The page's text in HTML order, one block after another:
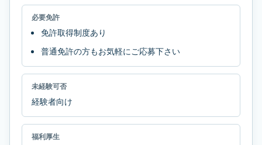
必要免許
免許取得制度あり
普通免許の方もお気軽にご応募下さい
未経験可否
経験者向け
福利厚生